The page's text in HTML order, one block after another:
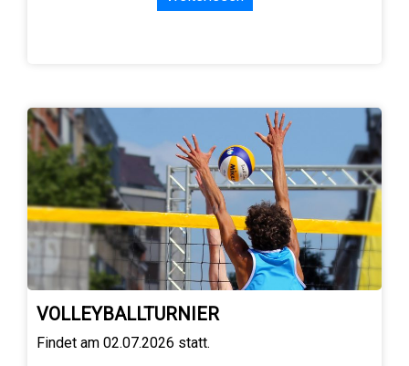
VOLLEYBALLTURNIER
Findet am 02.07.2026 statt.